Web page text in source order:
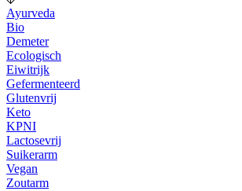
Ayurveda
Bio
Demeter
Ecologisch
Eiwitrijk
Gefermenteerd
Glutenvrij
Keto
KPNI
Lactosevrij
Suikerarm
Vegan
Zoutarm